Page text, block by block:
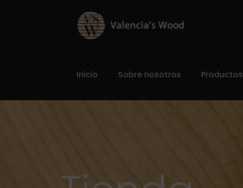
Inicio Sobre nosotros Productos